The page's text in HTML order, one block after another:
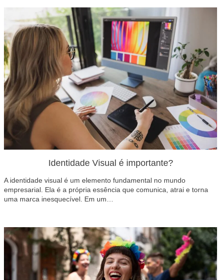
Identidade Visual é importante?
A identidade visual é um elemento fundamental no mundo
empresarial. Ela é a própria essência que comunica, atrai e torna
uma marca inesquecível. Em um…